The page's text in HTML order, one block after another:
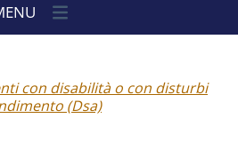
con disabilità o con disturbi
(Dsa)